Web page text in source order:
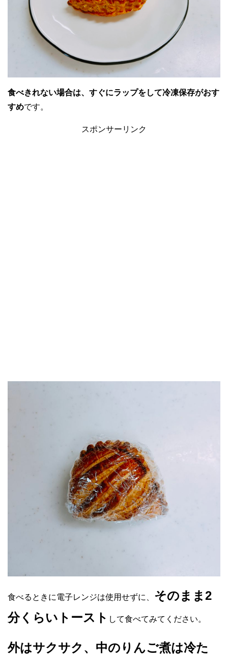
食べきれない場合は、すぐにラップをして冷凍保存がおす
すめです。
スポンサーリンク
食べるときに電子レンジは使用せずに、 そのまま2
分くらいトースト して食べてみてください。
外はサクサク、中のりんご煮は冷た